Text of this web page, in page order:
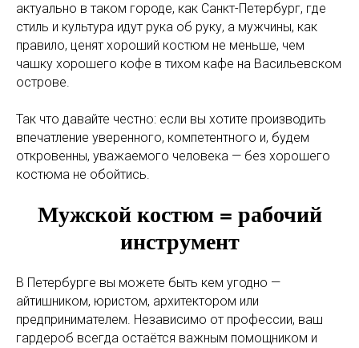
актуально в таком городе, как Санкт-Петербург, где
стиль и культура идут рука об руку, а мужчины, как
правило, ценят хороший костюм не меньше, чем
чашку хорошего кофе в тихом кафе на Васильевском
острове.
Так что давайте честно: если вы хотите производить
впечатление уверенного, компетентного и, будем
откровенны, уважаемого человека — без хорошего
костюма не обойтись.
Мужской костюм = рабочий
инструмент
В Петербурге вы можете быть кем угодно —
айтишником, юристом, архитектором или
предпринимателем. Независимо от профессии, ваш
гардероб всегда остаётся важным помощником и